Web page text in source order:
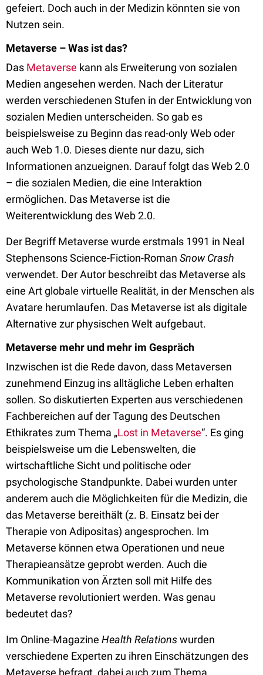
gefeiert. Doch auch in der Medizin könnten sie von
Nutzen sein.
Metaverse – Was ist das?
Das Metaverse kann als Erweiterung von sozialen
Medien angesehen werden. Nach der Literatur
werden verschiedenen Stufen in der Entwicklung von
sozialen Medien unterscheiden. So gab es
beispielsweise zu Beginn das read-only Web oder
auch Web 1.0. Dieses diente nur dazu, sich
Informationen anzueignen. Darauf folgt das Web 2.0
– die sozialen Medien, die eine Interaktion
ermöglichen. Das Metaverse ist die
Weiterentwicklung des Web 2.0.
Der Begriff Metaverse wurde erstmals 1991 in Neal
Stephensons Science-Fiction-Roman Snow Crash
verwendet. Der Autor beschreibt das Metaverse als
eine Art globale virtuelle Realität, in der Menschen als
Avatare herumlaufen. Das Metaverse ist als digitale
Alternative zur physischen Welt aufgebaut.
Metaverse mehr und mehr im Gespräch
Inzwischen ist die Rede davon, dass Metaversen
zunehmend Einzug ins alltägliche Leben erhalten
sollen. So diskutierten Experten aus verschiedenen
Fachbereichen auf der Tagung des Deutschen
Ethikrates zum Thema „Lost in Metaverse“. Es ging
beispielsweise um die Lebenswelten, die
wirtschaftliche Sicht und politische oder
psychologische Standpunkte. Dabei wurden unter
anderem auch die Möglichkeiten für die Medizin, die
das Metaverse bereithält (z. B. Einsatz bei der
Therapie von Adipositas) angesprochen. Im
Metaverse können etwa Operationen und neue
Therapieansätze geprobt werden. Auch die
Kommunikation von Ärzten soll mit Hilfe des
Metaverse revolutioniert werden. Was genau
bedeutet das?
Im Online-Magazine Health Relationswurden
verschiedene Experten zu ihren Einschätzungen des
Metaverse befragt, dabei auch zum Thema